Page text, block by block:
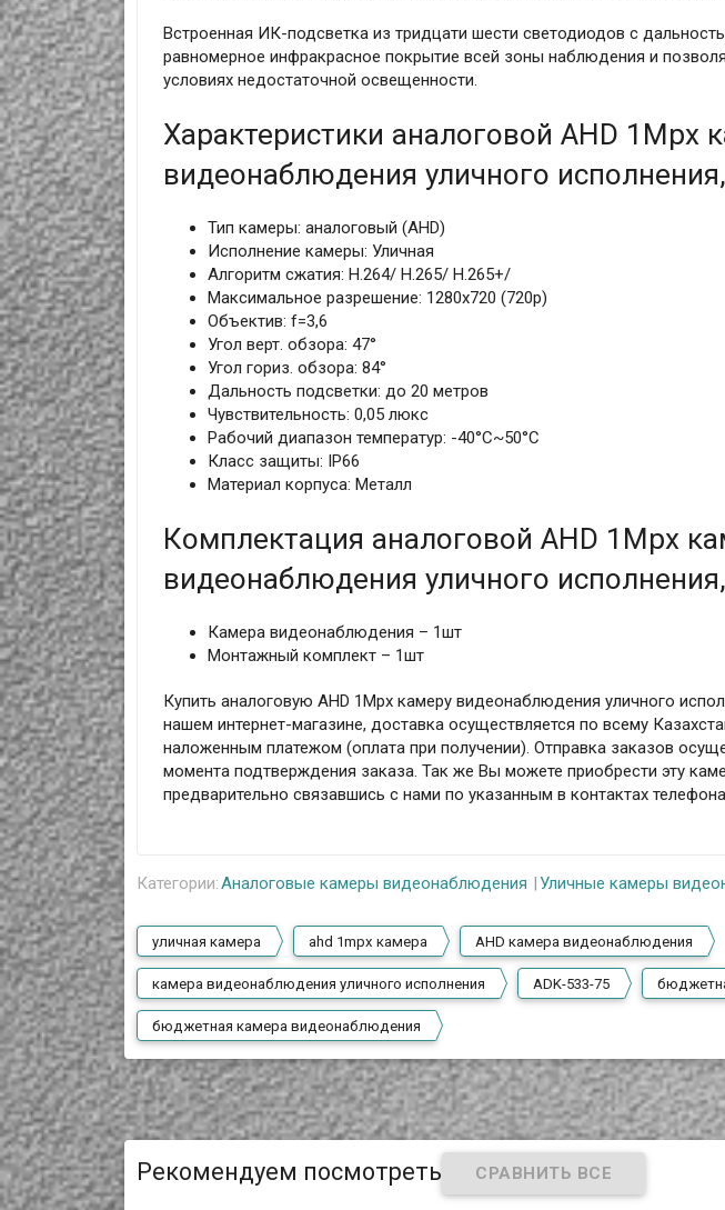
Встроенная ИК-подсветка из тридцати шести светодиодов с
равномерное инфракрасное покрытие всей зоны наблюдения и
условиях недостаточной освещенности.
Характеристики аналоговой AHD 1Mpx
видеонаблюдения уличного
Тип камеры: аналоговый (AHD)
Исполнение камеры: Уличная
Алгоритм сжатия: H.264/ H.265/ H.265+/
Максимальное разрешение: 1280x720 (720р)
Объектив: f=3,6
Угол верт. обзора: 47°
Угол гориз. обзора: 84°
Дальность подсветки: до 20 метров
Чувствительность: 0,05 люкс
Рабочий диапазон температур: -40°С~50°С
Класс защиты: IP66
Материал корпуса: Металл
Комплектация аналоговой AHD 1Mpx
видеонаблюдения уличного
Камера видеонаблюдения – 1шт
Монтажный комплект – 1шт
Купить аналоговую AHD 1Mpx камеру видеонаблюдения уличного
нашем интернет-магазине, доставка осуществляется по всему
наложенным платежом (оплата при получении). Отправка заказов
момента подтверждения заказа. Так же Вы можете приобрести эту
предварительно связавшись с нами по указанным в контактах
Категории:Аналоговые камеры видеонаблюдения Уличные камеры
уличная камера ahd 1mpx камера AHD камера видеонаблюдения
камера видеонаблюдения уличного исполнения ADK-533-75
бюджетная камера видеонаблюдения
Рекомендуем посмотреть